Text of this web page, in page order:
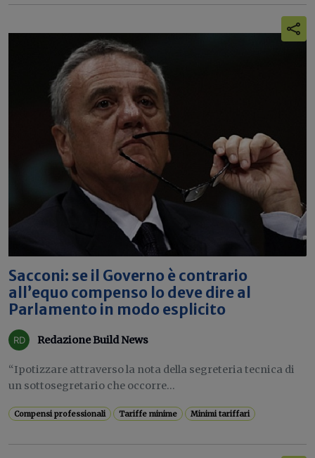
Sacconi: se il Governo è contrario
all’equo compenso lo deve dire al
Parlamento in modo esplicito
Redazione Build News
“Ipotizzare attraverso la nota della segreteria tecnica di
un sottosegretario che occorre...
Compensi professionali Tariffe minime Minimi tariffari